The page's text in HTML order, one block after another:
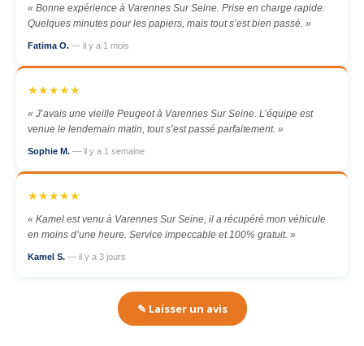
« Bonne expérience à Varennes Sur Seine. Prise en charge rapide.
Quelques minutes pour les papiers, mais tout s’est bien passé. »
Fatima O. — il y a 1 mois
★★★★★
« J’avais une vieille Peugeot à Varennes Sur Seine. L’équipe est
venue le lendemain matin, tout s’est passé parfaitement. »
Sophie M. — il y a 1 semaine
★★★★★
« Kamel est venu à Varennes Sur Seine, il a récupéré mon véhicule
en moins d’une heure. Service impeccable et 100% gratuit. »
Kamel S. — il y a 3 jours
✎ Laisser un avis